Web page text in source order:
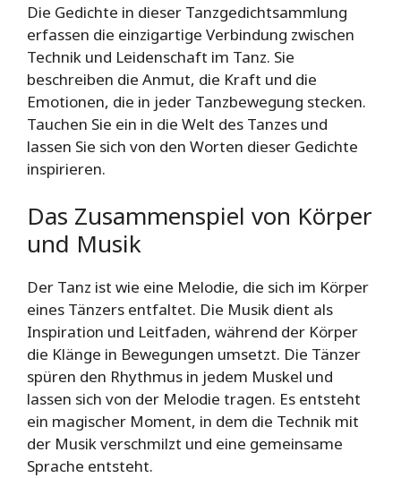
Die Gedichte in dieser Tanzgedichtsammlung
erfassen die einzigartige Verbindung zwischen
Technik und Leidenschaft im Tanz. Sie
beschreiben die Anmut, die Kraft und die
Emotionen, die in jeder Tanzbewegung stecken.
Tauchen Sie ein in die Welt des Tanzes und
lassen Sie sich von den Worten dieser Gedichte
inspirieren.
Das Zusammenspiel von Körper
und Musik
Der Tanz ist wie eine Melodie, die sich im Körper
eines Tänzers entfaltet. Die Musik dient als
Inspiration und Leitfaden, während der Körper
die Klänge in Bewegungen umsetzt. Die Tänzer
spüren den Rhythmus in jedem Muskel und
lassen sich von der Melodie tragen. Es entsteht
ein magischer Moment, in dem die Technik mit
der Musik verschmilzt und eine gemeinsame
Sprache entsteht.